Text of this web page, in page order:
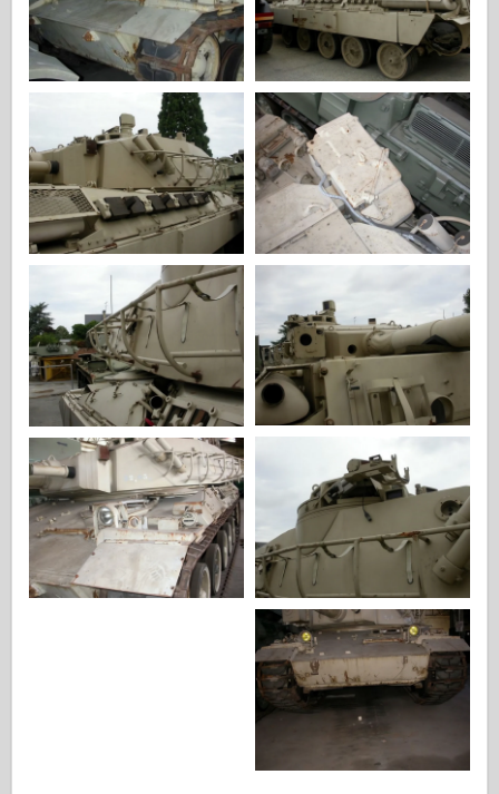
Легенда
Менг модель
Трістар
Трубач
Звезда
Альбоми-фотографії
Прогулянка навколо
Книги
Dvd
Контакт
журнал ле
Набори